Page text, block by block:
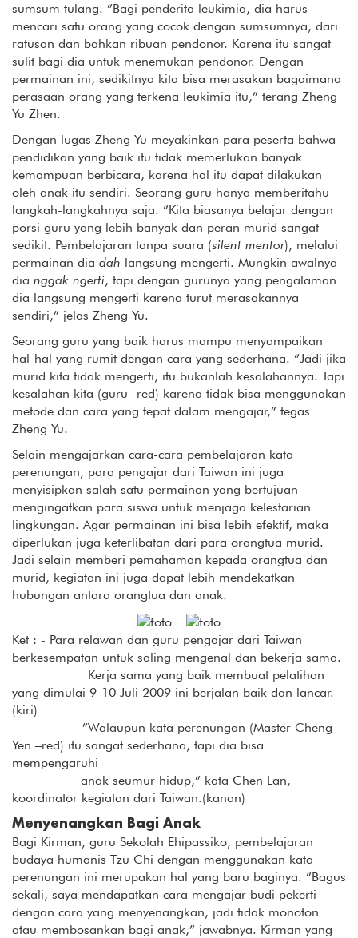
sumsum tulang. ”Bagi penderita leukimia, dia harus
mencari satu orang yang cocok dengan sumsumnya, dari
ratusan dan bahkan ribuan pendonor. Karena itu sangat
sulit bagi dia untuk menemukan pendonor. Dengan
permainan ini, sedikitnya kita bisa merasakan bagaimana
perasaan orang yang terkena leukimia itu,” terang Zheng
Yu Zhen.
Dengan lugas Zheng Yu meyakinkan para peserta bahwa
pendidikan yang baik itu tidak memerlukan banyak
kemampuan berbicara, karena hal itu dapat dilakukan
oleh anak itu sendiri. Seorang guru hanya memberitahu
langkah-langkahnya saja. ”Kita biasanya belajar dengan
porsi guru yang lebih banyak dan peran murid sangat
sedikit. Pembelajaran tanpa suara (silent mentor), melalui
permainan dia dah langsung mengerti. Mungkin awalnya
dia nggak ngerti, tapi dengan gurunya yang pengalaman
dia langsung mengerti karena turut merasakannya
sendiri,” jelas Zheng Yu.
Seorang guru yang baik harus mampu menyampaikan
hal-hal yang rumit dengan cara yang sederhana. ”Jadi jika
murid kita tidak mengerti, itu bukanlah kesalahannya. Tapi
kesalahan kita (guru -red) karena tidak bisa menggunakan
metode dan cara yang tepat dalam mengajar,” tegas
Zheng Yu.
Selain mengajarkan cara-cara pembelajaran kata
perenungan, para pengajar dari Taiwan ini juga
menyisipkan salah satu permainan yang bertujuan
mengingatkan para siswa untuk menjaga kelestarian
lingkungan. Agar permainan ini bisa lebih efektif, maka
diperlukan juga keterlibatan dari para orangtua murid.
Jadi selain memberi pemahaman kepada orangtua dan
murid, kegiatan ini juga dapat lebih mendekatkan
hubungan antara orangtua dan anak.
Ket : - Para relawan dan guru pengajar dari Taiwan
berkesempatan untuk saling mengenal dan bekerja sama.
Kerja sama yang baik membuat pelatihan
yang dimulai 9-10 Juli 2009 ini berjalan baik dan lancar.
(kiri)
- ”Walaupun kata perenungan (Master Cheng
Yen –red) itu sangat sederhana, tapi dia bisa
mempengaruhi
anak seumur hidup,” kata Chen Lan,
koordinator kegiatan dari Taiwan.(kanan)
Menyenangkan Bagi Anak
Bagi Kirman, guru Sekolah Ehipassiko, pembelajaran
budaya humanis Tzu Chi dengan menggunakan kata
perenungan ini merupakan hal yang baru baginya. ”Bagus
sekali, saya mendapatkan cara mengajar budi pekerti
dengan cara yang menyenangkan, jadi tidak monoton
atau membosankan bagi anak,” jawabnya. Kirman yang